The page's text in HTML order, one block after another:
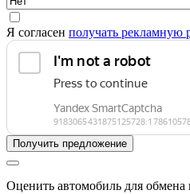
Я согласен получать рекламную
Оценить автомобиль для обмена